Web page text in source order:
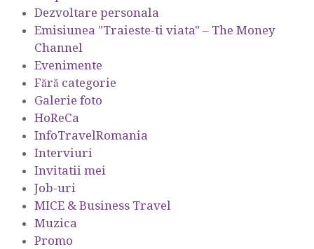
Dezvoltare personala
Emisiunea "Traieste-ti viata" – The Money
Channel
Evenimente
Fără categorie
Galerie foto
HoReCa
InfoTravelRomania
Interviuri
Invitatii mei
Job-uri
MICE & Business Travel
Muzica
Promo